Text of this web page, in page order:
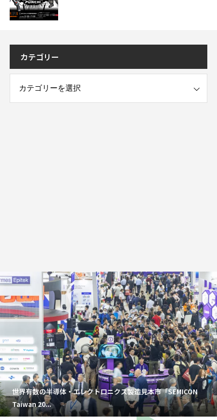
カテゴリー
世界有数の半導体・エレクトロニクス製造見本市「SEMICON
Taiwan 20...